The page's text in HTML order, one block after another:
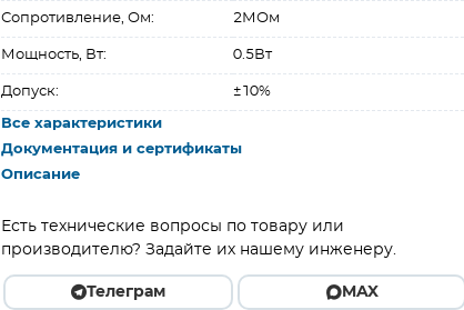
Сопротивление, Ом: 2МОм
Мощность, Вт: 0.5Вт
Допуск: ±10%
Все характеристики
Документация и сертификаты
Описание
Есть технические вопросы по товару или
производителю? Задайте их нашему инженеру.
Телеграм MAX